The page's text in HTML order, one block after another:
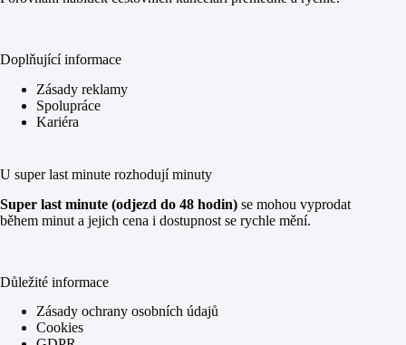
Doplňující informace
Zásady reklamy
Spolupráce
Kariéra
U super last minute rozhodují minuty
Super last minute (odjezd do 48 hodin) se mohou vyprodat
během minut a jejich cena i dostupnost se rychle mění.
Důležité informace
Zásady ochrany osobních údajů
Cookies